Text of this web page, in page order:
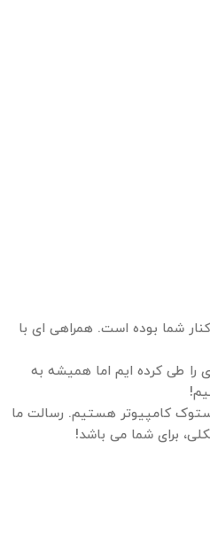
۹۱ تاکنون در کنار شما بوده است. همراهی ای با
را طی کرده ایم اما همیشه به
کامپیوتر هستیم. رسالت ما
برای شما می باشد!